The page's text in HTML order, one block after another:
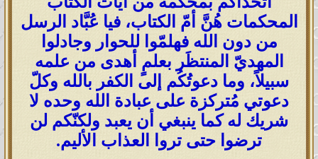
المحكمات هُنَّ أمّ الكتاب، فيا عُبَّاد الرسل
من دون الله فهلمّوا للحوار وجادلوا
المهديّ المنتظَر بعلمٍ أهدى من علمه
سبيلاً، وما دعوتُكُم إلى الكفر بالله وكلّ
دعوتي مُتركزة على عبادة الله وحده لا
شريك له كما ينبغي أن يعبد ولكنّكم لن
ترضوا حتى تروا العذاب الأليم.